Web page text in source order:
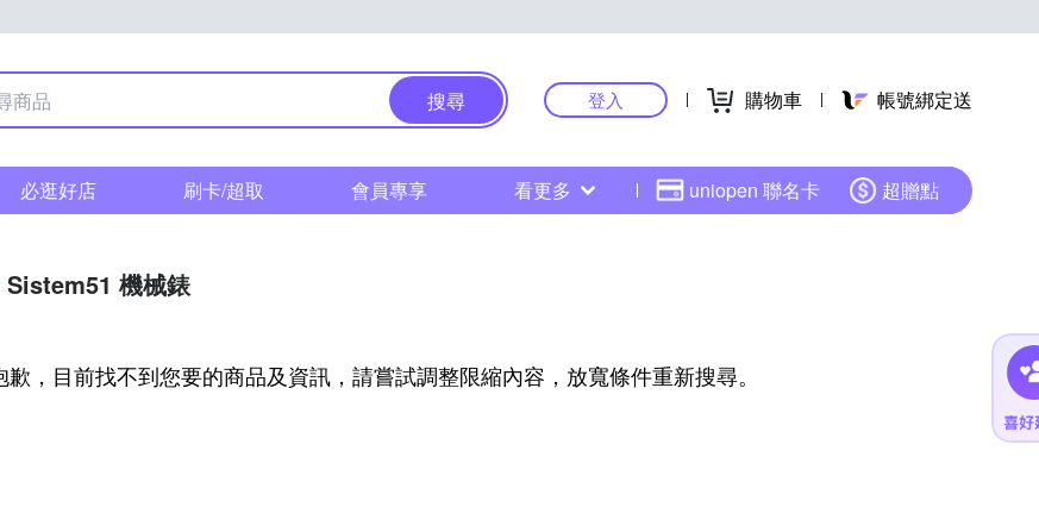
搜尋 登入 購物車 帳號綁定送
必逛好店 刷卡/超取 會員專享 看更多 uniopen 聯名卡 超贈點
Sistem51 機械錶
歉，目前找不到您要的商品及資訊，請嘗試調整限縮內容，放寬條件重新搜尋。